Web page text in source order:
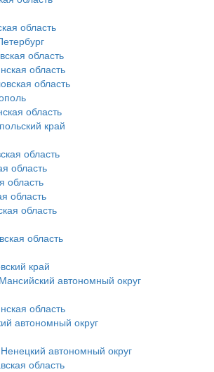
область
область
область
область
область
край
область
область
область
область
область
область
край
автономный округ
область
автономный округ
автономный округ
область